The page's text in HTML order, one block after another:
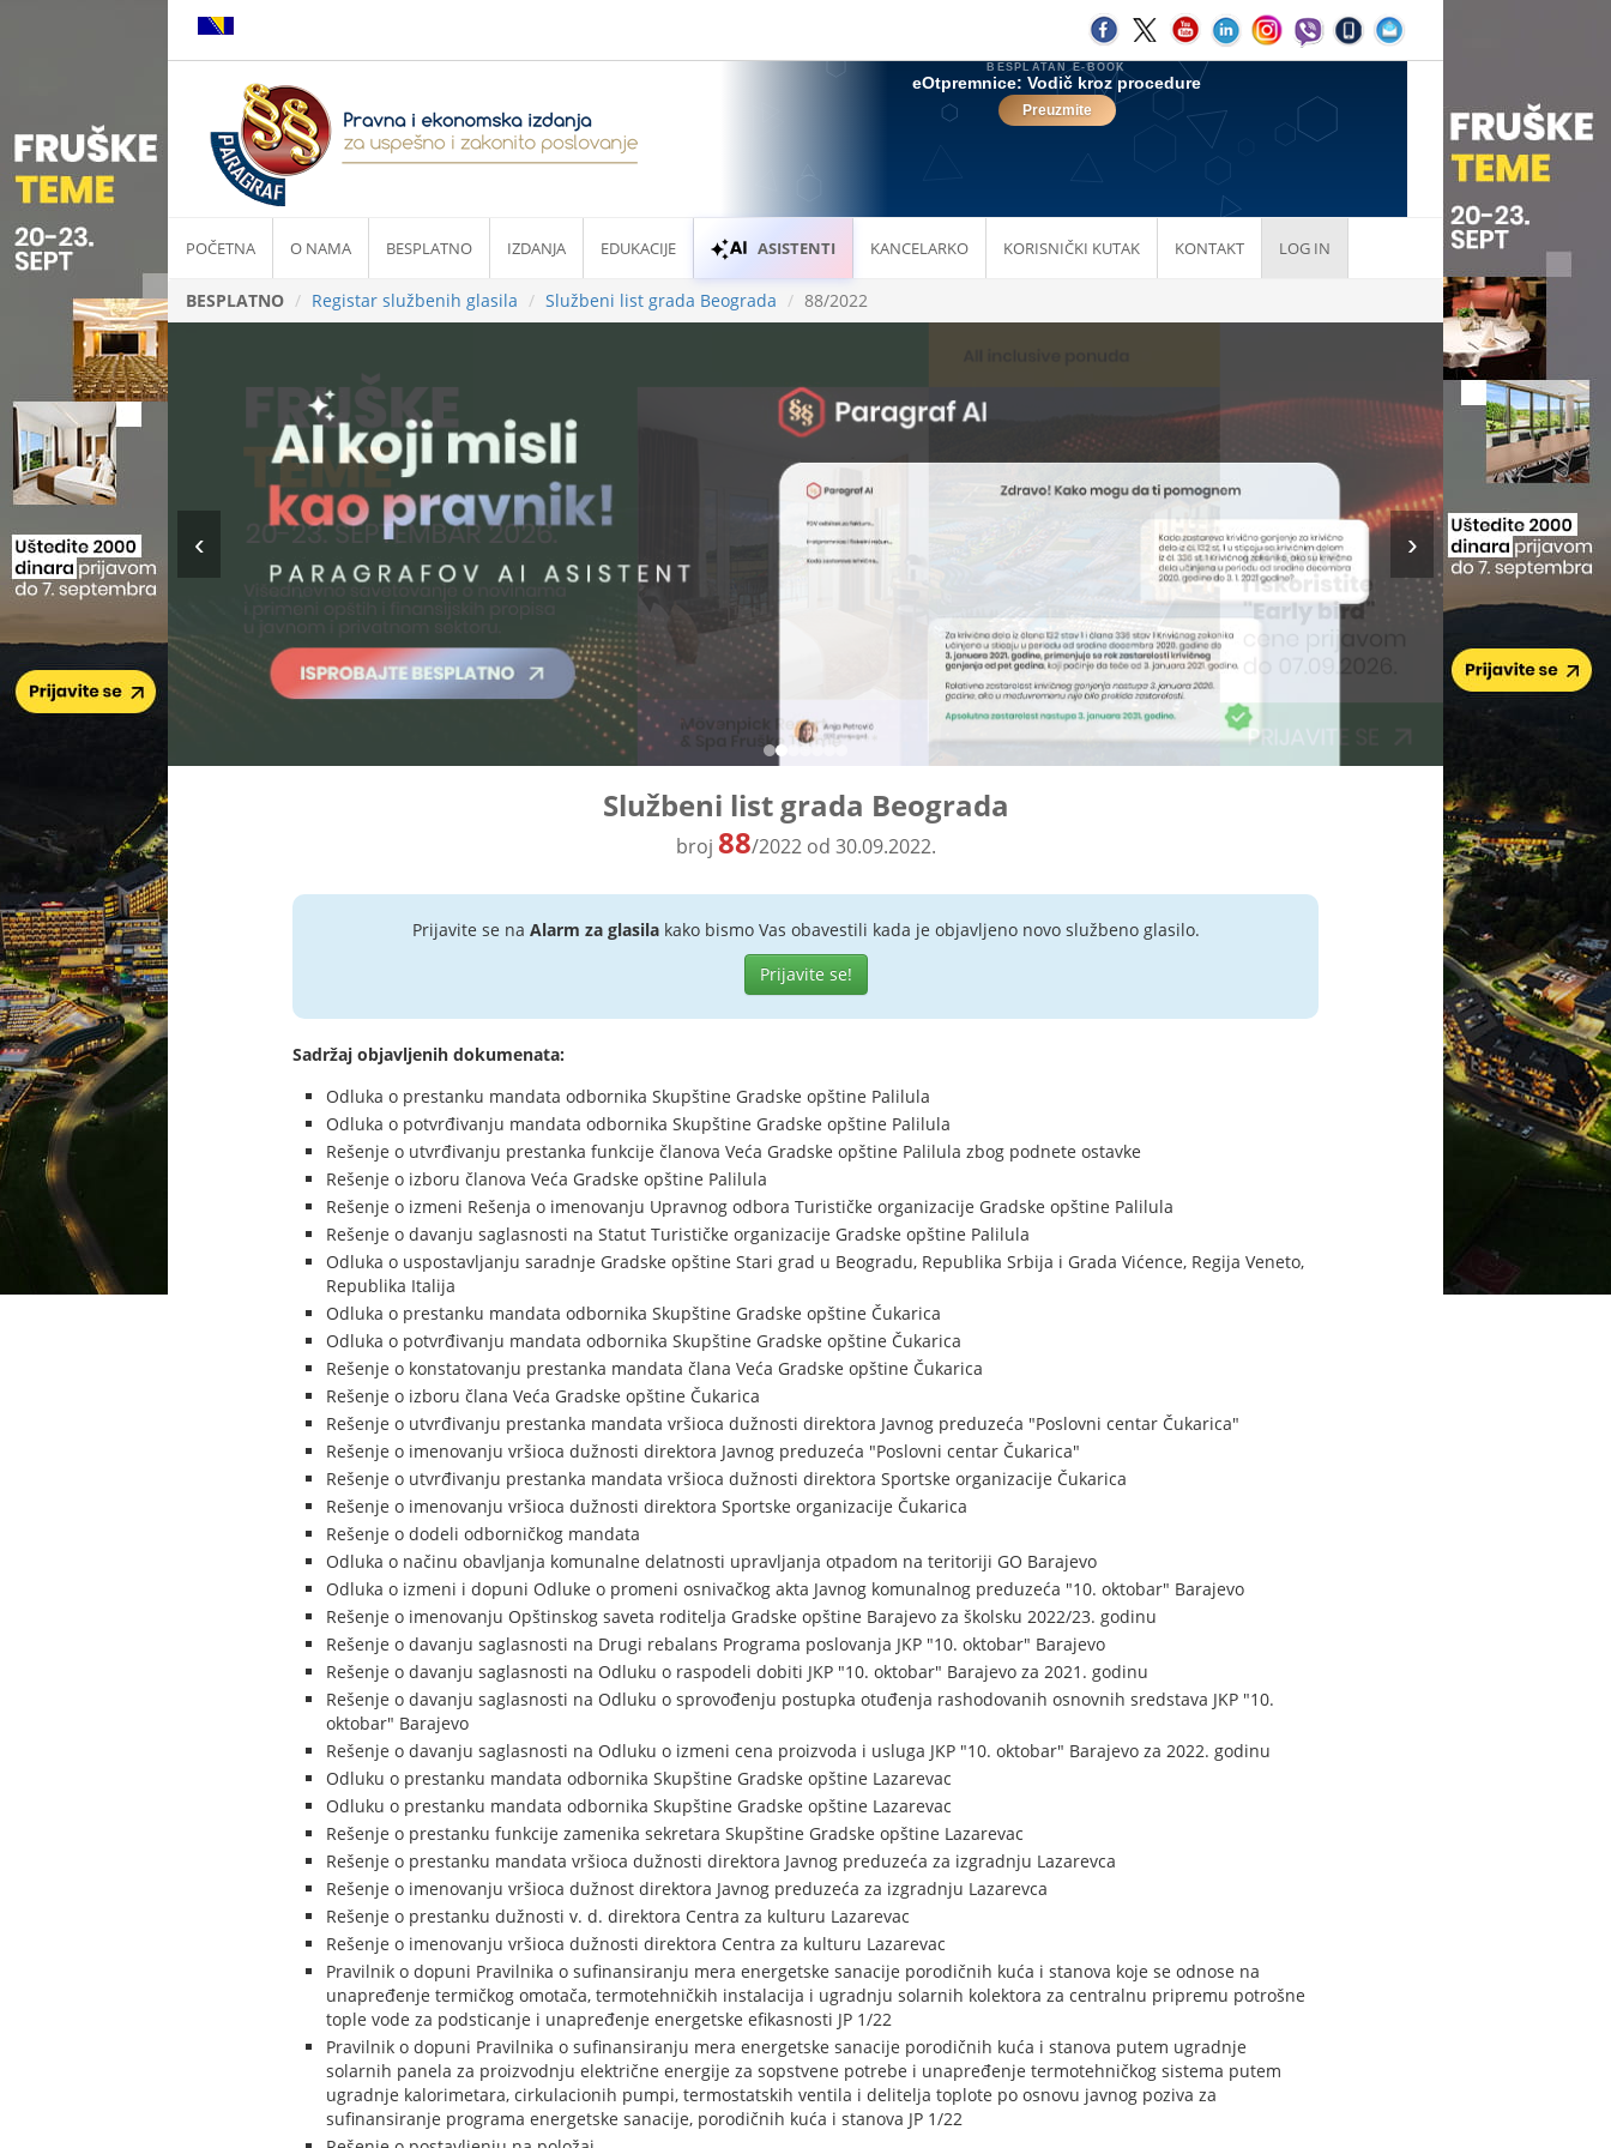
POČETNA O NAMA BESPLATNO IZDANJA EDUKACIJE ASISTENTI KANCELARKO KORISNIČKI KUTAK KONTAKT LOG IN
BESPLATNO Registar službenih glasila Službeni list grada Beograda 88/2022
Službeni list grada Beograda
broj 88/2022 od 30.09.2022.
Prijavite se na Alarm za glasilakako bismo Vas obavestili kada je objavljeno novo službeno glasilo.
Prijavite se!
Sadržaj objavljenih dokumenata:
Odluka o prestanku mandata odbornika Skupštine Gradske opštine Palilula
Odluka o potvrđivanju mandata odbornika Skupštine Gradske opštine Palilula
Rešenje o utvrđivanju prestanka funkcije članova Veća Gradske opštine Palilula zbog podnete ostavke
Rešenje o izboru članova Veća Gradske opštine Palilula
Rešenje o izmeni Rešenja o imenovanju Upravnog odbora Turističke organizacije Gradske opštine Palilula
Rešenje o davanju saglasnosti na Statut Turističke organizacije Gradske opštine Palilula
Odluka o uspostavljanju saradnje Gradske opštine Stari grad u Beogradu, Republika Srbija i Grada Vićence, Regija Veneto,
Republika Italija
Odluka o prestanku mandata odbornika Skupštine Gradske opštine Čukarica
Odluka o potvrđivanju mandata odbornika Skupštine Gradske opštine Čukarica
Rešenje o konstatovanju prestanka mandata člana Veća Gradske opštine Čukarica
Rešenje o izboru člana Veća Gradske opštine Čukarica
Rešenje o utvrđivanju prestanka mandata vršioca dužnosti direktora Javnog preduzeća "Poslovni centar Čukarica"
Rešenje o imenovanju vršioca dužnosti direktora Javnog preduzeća "Poslovni centar Čukarica"
Rešenje o utvrđivanju prestanka mandata vršioca dužnosti direktora Sportske organizacije Čukarica
Rešenje o imenovanju vršioca dužnosti direktora Sportske organizacije Čukarica
Rešenje o dodeli odborničkog mandata
Odluka o načinu obavljanja komunalne delatnosti upravljanja otpadom na teritoriji GO Barajevo
Odluka o izmeni i dopuni Odluke o promeni osnivačkog akta Javnog komunalnog preduzeća "10. oktobar" Barajevo
Rešenje o imenovanju Opštinskog saveta roditelja Gradske opštine Barajevo za školsku 2022/23. godinu
Rešenje o davanju saglasnosti na Drugi rebalans Programa poslovanja JKP "10. oktobar" Barajevo
Rešenje o davanju saglasnosti na Odluku o raspodeli dobiti JKP "10. oktobar" Barajevo za 2021. godinu
Rešenje o davanju saglasnosti na Odluku o sprovođenju postupka otuđenja rashodovanih osnovnih sredstava JKP "10.
oktobar" Barajevo
Rešenje o davanju saglasnosti na Odluku o izmeni cena proizvoda i usluga JKP "10. oktobar" Barajevo za 2022. godinu
Odluku o prestanku mandata odbornika Skupštine Gradske opštine Lazarevac
Odluku o prestanku mandata odbornika Skupštine Gradske opštine Lazarevac
Rešenje o prestanku funkcije zamenika sekretara Skupštine Gradske opštine Lazarevac
Rešenje o prestanku mandata vršioca dužnosti direktora Javnog preduzeća za izgradnju Lazarevca
Rešenje o imenovanju vršioca dužnost direktora Javnog preduzeća za izgradnju Lazarevca
Rešenje o prestanku dužnosti v. d. direktora Centra za kulturu Lazarevac
Rešenje o imenovanju vršioca dužnosti direktora Centra za kulturu Lazarevac
Pravilnik o dopuni Pravilnika o sufinansiranju mera energetske sanacije porodičnih kuća i stanova koje se odnose na
unapređenje termičkog omotača, termotehničkih instalacija i ugradnju solarnih kolektora za centralnu pripremu potrošne
tople vode za podsticanje i unapređenje energetske efikasnosti JP 1/22
Pravilnik o dopuni Pravilnika o sufinansiranju mera energetske sanacije porodičnih kuća i stanova putem ugradnje
solarnih panela za proizvodnju električne energije za sopstvene potrebe i unapređenje termotehničkog sistema putem
ugradnje kalorimetara, cirkulacionih pumpi, termostatskih ventila i delitelja toplote po osnovu javnog poziva za
sufinansiranje programa energetske sanacije, porodičnih kuća i stanova JP 1/22